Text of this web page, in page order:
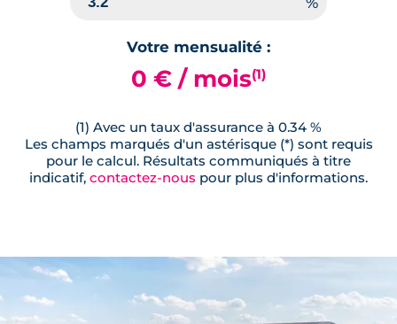
Votre mensualité :
0 € / mois(1)
(1) Avec un taux d'assurance à 0.34 %
Les champs marqués d'un astérisque (*) sont requis
pour le calcul. Résultats communiqués à titre
indicatif, contactez-nous pour plus d'informations.